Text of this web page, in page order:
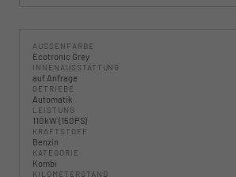
AUSSENFARBE
Ecotronic Grey
INNENAUSSTATTUNG
auf Anfrage
GETRIEBE
Automatik
LEISTUNG
110 kW (150 PS)
KRAFTSTOFF
Benzin
KATEGORIE
Kombi
KILOMETERSTAND